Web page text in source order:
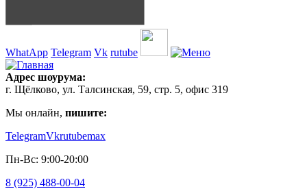
WhatApp Telegram Vk rutube
Адрес шоурума:
г. Щёлково, ул. Талсинская, 59, стр. 5, офис 319
Мы онлайн, пишите:
TelegramVkrutubemax
Пн-Вс: 9:00-20:00
8 (925) 488-00-04